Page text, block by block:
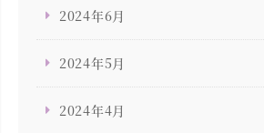
2024年6月
2024年5月
2024年4月